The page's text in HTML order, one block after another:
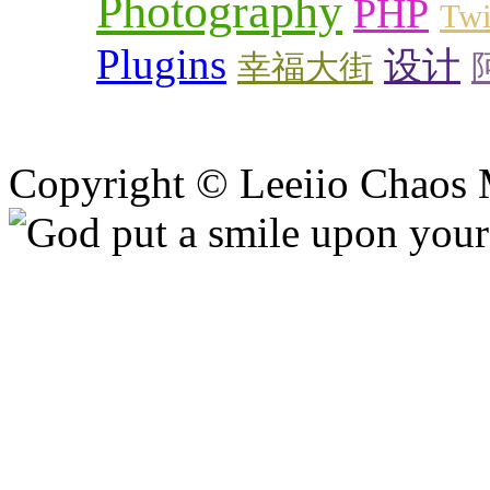
PHP
Plugins 幸福大街 设计
Copyright © Leeiio Chaos